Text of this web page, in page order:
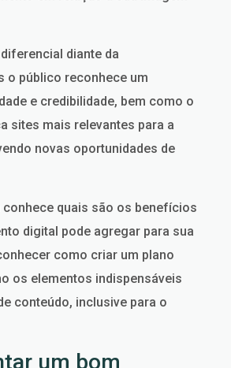
diante da
o público reconhece um
e credibilidade, bem como o
sites mais relevantes para a
novas oportunidades de
conhece quais são os benefícios
digital pode agregar para sua
como criar um plano
os elementos indispensáveis
conteúdo, inclusive para o
um bom